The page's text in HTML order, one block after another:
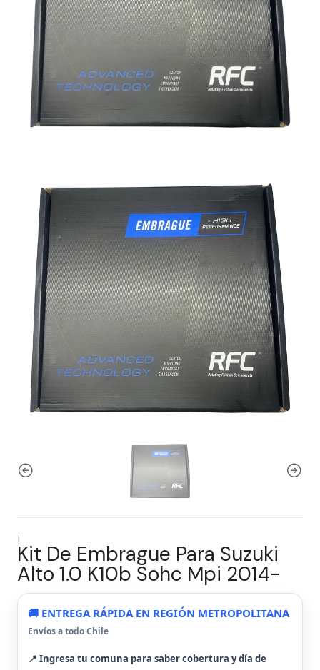
|
Kit De Embrague Para Suzuki
Alto 1.0 K10b Sohc Mpi 2014-
🚚 ENTREGA RÁPIDA EN REGIÓN METROPOLITANA
Envíos a todo Chile
📍 Ingresa tu comuna para saber cobertura y día de